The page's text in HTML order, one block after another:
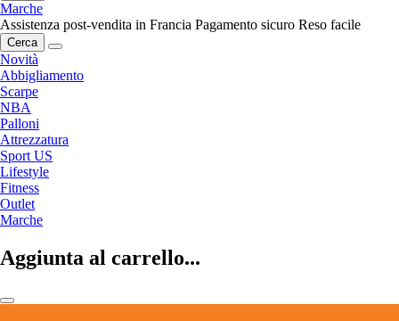
Marche
Assistenza post-vendita in Francia Pagamento sicuro Reso facile
Cerca
Novità
Abbigliamento
Scarpe
NBA
Palloni
Attrezzatura
Sport US
Lifestyle
Fitness
Outlet
Marche
Aggiunta al carrello...